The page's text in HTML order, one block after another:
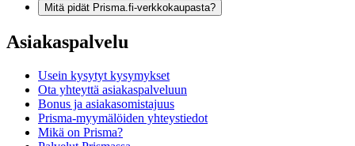
Mitä pidät Prisma.fi-verkkokaupasta?
Asiakaspalvelu
Usein kysytyt kysymykset
Ota yhteyttä asiakaspalveluun
Bonus ja asiakasomistajuus
Prisma-myymälöiden yhteystiedot
Mikä on Prisma?